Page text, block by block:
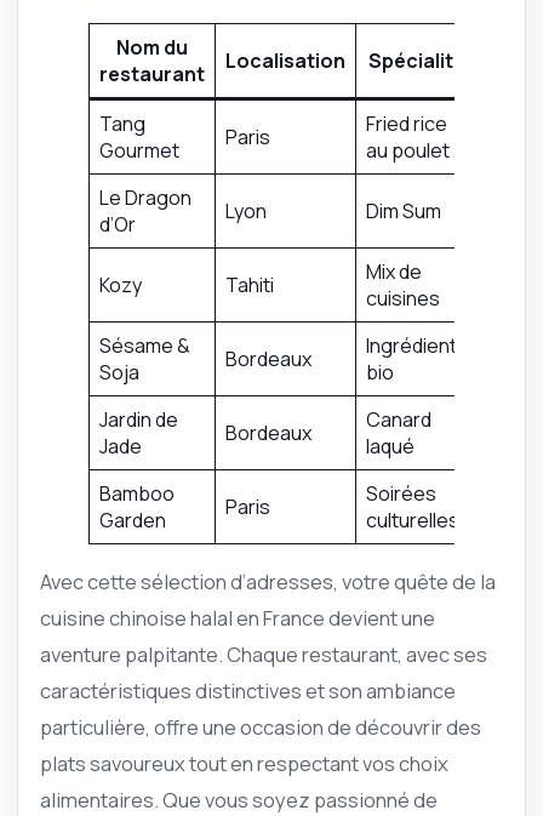
Nom du
restaurant
Localisation Spécialité
Tang
Gourmet
Paris
Fried rice
au poulet
Le Dragon
d’Or
Lyon Dim Sum
Kozy Tahiti
Mix de
cuisines
Sésame &
Soja
Bordeaux
Ingrédients
bio
Jardin de
Jade
Bordeaux
Canard
laqué
Bamboo
Garden
Paris
Soirées
culturelles
Avec cette sélection d’adresses, votre quête de la
cuisine chinoise halal en France devient une
aventure palpitante. Chaque restaurant, avec ses
caractéristiques distinctives et son ambiance
particulière, offre une occasion de découvrir des
plats savoureux tout en respectant vos choix
alimentaires. Que vous soyez passionné de